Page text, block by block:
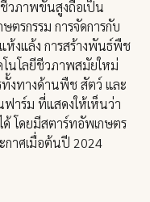
วภาพขั้นสูงถือเป็น
ตรกรรม การจัดการกับ
งแล้ง การสร้างพันธ์พืช
โนโลยีชีวภาพสมัยใหม่
ทั้งทางด้านพืช สัตว์ และ
ฟาร์ม ที่แสดงให้เห็นว่า
ด้ โดยมีสตาร์ทอัพเกษตร
กาศเมื่อต้นปี 2024